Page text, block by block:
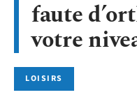
faute
votre
LOISIRS